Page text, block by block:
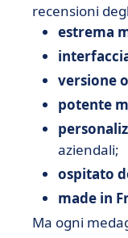
recensioni
estrema
versione
potente
aziendali;
ospitato
made in
Ma ogni